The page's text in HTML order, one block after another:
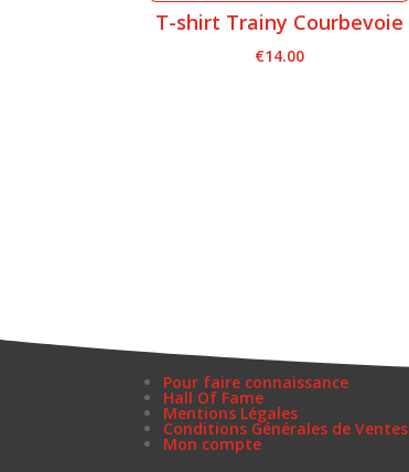
T-shirt Trainy Courbevoie
€14.00
Pour faire connaissance
Hall Of Fame
Mentions Légales
Conditions Générales de Ventes
Mon compte